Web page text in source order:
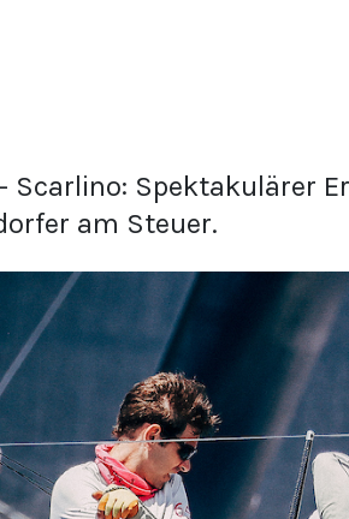
- Scarlino: Spektakulärer
am Steuer.